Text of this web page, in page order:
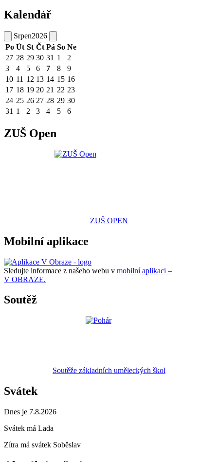
Kalendář
Srpen2026
Po Út St Čt Pá So Ne
27 28 29 30 31 1
2
3
4 5 6 7 8
9
10 11 12 13 14 15 16
17 18 19 20 21 22 23
24 25 26 27 28 29 30
31 1 2 3 4 5 6
ZUŠ Open
ZUŠ OPEN
Mobilní aplikace
Sledujte informace z našeho webu v mobilní aplikaci –
V OBRAZE.
Soutěž
Soutěže základních uměleckých škol
Svátek
Dnes je 7.8.2026
Svátek má Lada
Zítra má svátek Soběslav